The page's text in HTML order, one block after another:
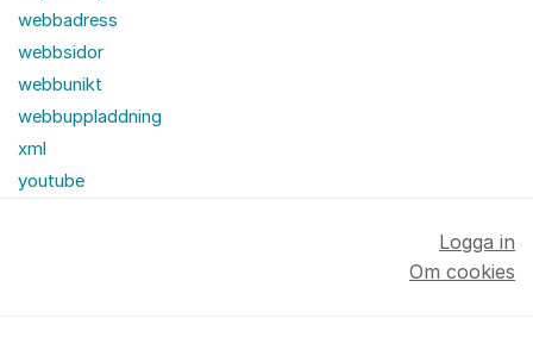
webbadress
webbsidor
webbunikt
webbuppladdning
xml
youtube
Logga in
Om cookies